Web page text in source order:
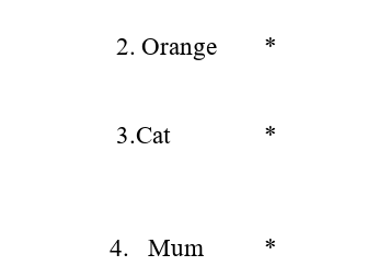
                  2. Orange
*
                  3.Cat
*
                 4.   Mum
*